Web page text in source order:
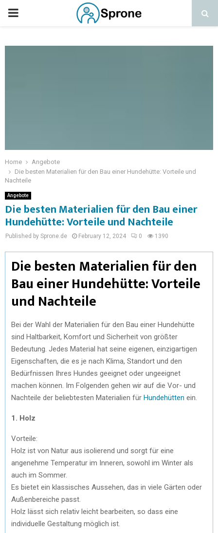
Home
Angebote
Die besten Materialien für den Bau einer Hundehütte: Vorteile und
Nachteile
Angebote
Die besten Materialien für den Bau einer
Hundehütte: Vorteile und Nachteile
Published by Sprone.de February 12, 2024 0 1390
Die besten Materialien für den
Bau einer Hundehütte: Vorteile
und Nachteile
Bei der Wahl der Materialien für den Bau einer Hundehütte
sind Haltbarkeit, Komfort und Sicherheit von größter
Bedeutung. Jedes Material hat seine eigenen, einzigartigen
Eigenschaften, die es je nach Klima, Standort und den
Bedürfnissen Ihres Hundes geeignet oder ungeeignet
machen können. Im Folgenden gehen wir auf die Vor- und
Nachteile der beliebtesten Materialien für Hundehütten ein.
1. Holz
Vorteile:
Holz ist von Natur aus isolierend und sorgt für eine
angenehme Temperatur im Inneren, sowohl im Winter als
auch im Sommer.
Es bietet ein klassisches Aussehen, das in viele Gärten oder
Außenbereiche passt.
Holz lässt sich relativ leicht bearbeiten, so dass eine
individuelle Gestaltung möglich ist.